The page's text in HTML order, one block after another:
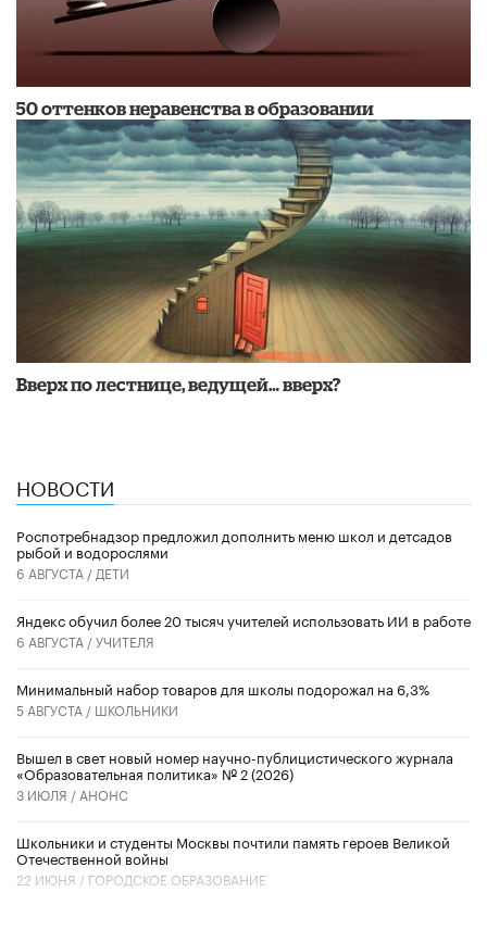
50 оттенков неравенства в образовании
Вверх по лестнице, ведущей… вверх?
НОВОСТИ
Роспотребнадзор предложил дополнить меню школ и детсадов
рыбой и водорослями
6 АВГУСТА / ДЕТИ
​Яндекс обучил более 20 тысяч учителей использовать ИИ в работе
6 АВГУСТА /УЧИТЕЛЯ
Минимальный набор товаров для школы подорожал на 6,3%
5 АВГУСТА / ШКОЛЬНИКИ
Вышел в свет новый номер научно-публицистического журнала
«Образовательная политика» № 2 (2026)
3 ИЮЛЯ / АНОНС
Школьники и студенты Москвы почтили память героев Великой
Отечественной войны
22 ИЮНЯ / ГОРОДСКОЕ ОБРАЗОВАНИЕ